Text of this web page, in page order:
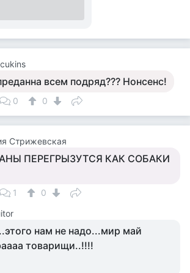
всем подряд??? Нонсенс!
0 0
Стрижевская
ПЕРЕГРЫЗУТСЯ КАК СОБАКИ
1
0
нам не надо...мир май
товарищи..!!!!